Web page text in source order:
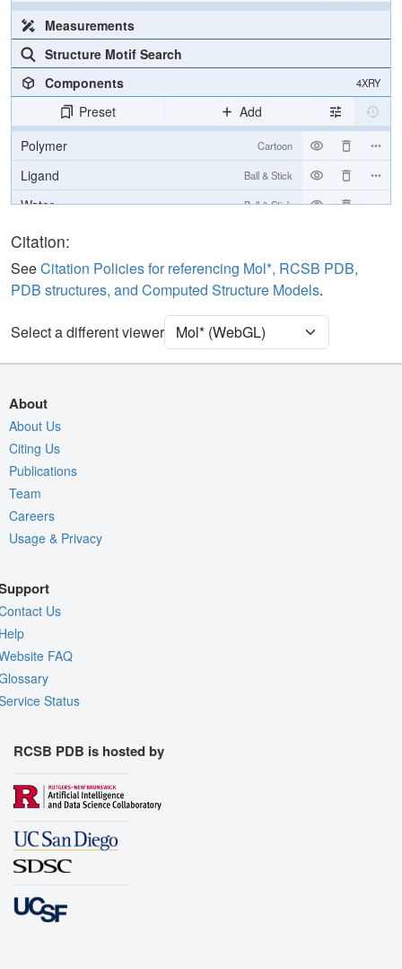
Measurements
Structure Motif Search
Components
4XRY
Preset
Add
Polymer
Cartoon
Ligand Ball & Stick
Water Ball & Stick
Ion
[Focus] Target Ball & Stick
[Focus] Surroundings (5 Å) 2 reprs
Unit Cell P 21 21 21
Density 4XRY
Fo-Fc(+ve) σ
Fo-Fc(-ve) σ
Quality Assessment
Export Models
Export Animation
Citation:
SeeCitation Policies for referencing Mol*, RCSB PDB,
PDB structures, and Computed Structure Models.
Select a different viewer
About
About Us
Citing Us
Publications
Team
Careers
Usage & Privacy
Us
FAQ
Status
RCSB PDB is hosted by